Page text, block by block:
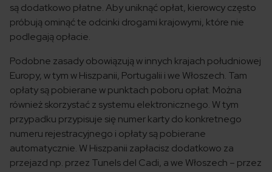
są dodatkowo płatne. Aby uniknąć opłat, kierowcy często
próbują ominąć te odcinki drogami krajowymi, które nie
podlegają opłacie.
Podobne zasady obowiązują w innych krajach południowej
Europy, w tym w Hiszpanii, Portugalii i we Włoszech. Tam
opłaty są pobierane w punktach poboru opłat. Można
również skorzystać z systemu elektronicznego. W tym
przypadku przypisuje się numer karty do konkretnego
numeru rejestracyjnego i opłaty są pobierane
automatycznie. W Hiszpanii zapłacisz dodatkowo za
przejazd np. przez Tunels del Cadi, a we Włoszech – przez